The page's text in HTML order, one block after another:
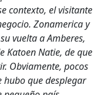
contexto, el visitante
Zonamerica y
vuelta a Amberes,
Katoen Natie, de que
Obviamente, pocos
hubo que desplegar